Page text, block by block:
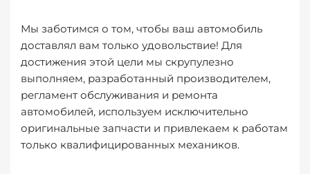
Мы заботимся о том, чтобы ваш автомобиль
доставлял вам только удовольствие! Для
достижения этой цели мы скрупулезно
выполняем, разработанный производителем,
регламент обслуживания и ремонта
автомобилей, используем исключительно
оригинальные запчасти и привлекаем к работам
только квалифицированных механиков.